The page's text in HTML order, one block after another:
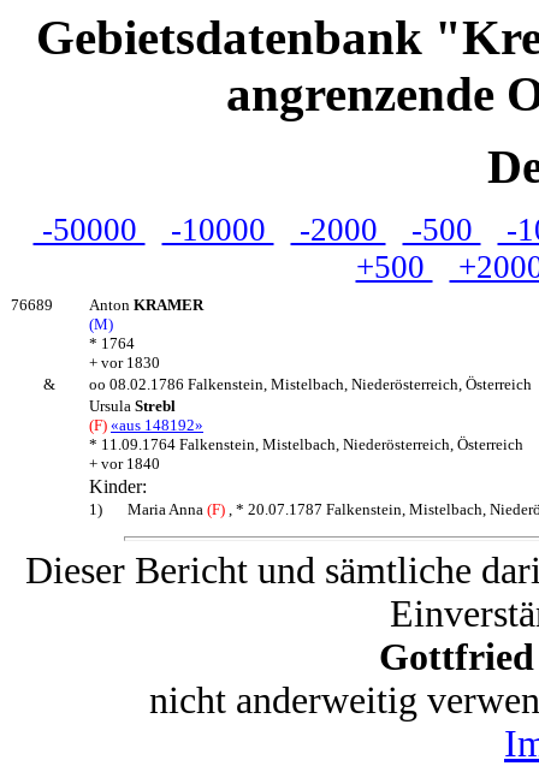
Gebietsdatenbank
angrenzende
-50000 -10000 -2000 -500
-
+500
76689 Anton KRAMER
(M)
* 1764
+ vor 1830
&
oo 08.02.1786 Falkenstein, Mistelbach, Niederösterreich, Österreich
Ursula Strebl
(F) «aus 148192»
* 11.09.1764 Falkenstein, Mistelbach, Niederösterreich, Österreich
+ vor 1840
Kinder:
1) Maria Anna (F) , * 20.07.1787 Falkenstein, Mistelbach,
Dieser Bericht und sämtliche
Gottfried
nicht anderweitig